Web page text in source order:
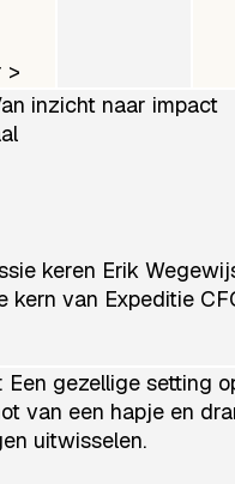
>
inzicht naar impact
keren Erik
van Expeditie
gezellige setting
van een hapje en
uitwisselen.